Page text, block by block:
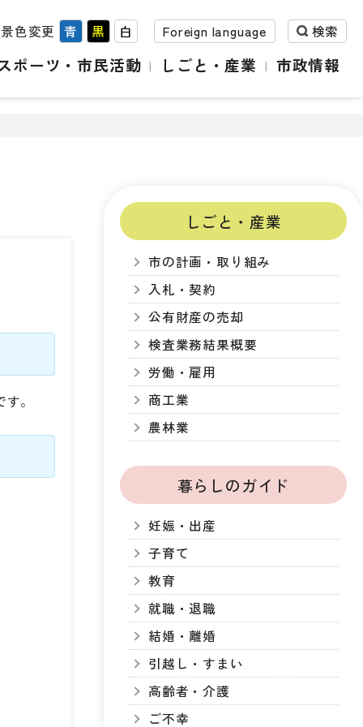
色変更 青 黒 白 Foreign language 検索
ポーツ・市民活動 しごと・産業 市政情報
。
しごと・産業
市の計画・取り組み
入札・契約
公有財産の売却
検査業務結果概要
労働・雇用
商工業
農林業
暮らしのガイド
妊娠・出産
子育て
教育
就職・退職
結婚・離婚
引越し・すまい
高齢者・介護
ご不幸